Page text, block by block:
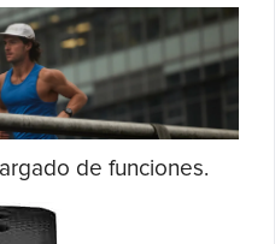
de funciones.